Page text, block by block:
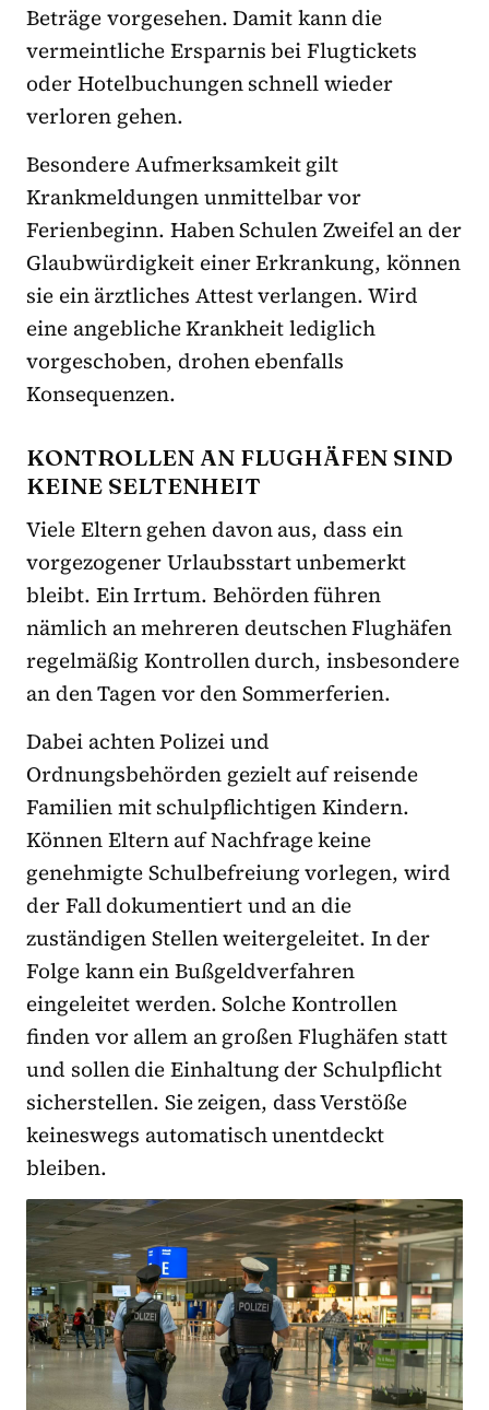
Beträge vorgesehen. Damit kann die
vermeintliche Ersparnis bei Flugtickets
oder Hotelbuchungen schnell wieder
verloren gehen.
Besondere Aufmerksamkeit gilt
Krankmeldungen unmittelbar vor
Ferienbeginn. Haben Schulen Zweifel an der
Glaubwürdigkeit einer Erkrankung, können
sie ein ärztliches Attest verlangen. Wird
eine angebliche Krankheit lediglich
vorgeschoben, drohen ebenfalls
Konsequenzen.
KONTROLLEN AN FLUGHÄFEN SIND
KEINE SELTENHEIT
Viele Eltern gehen davon aus, dass ein
vorgezogener Urlaubsstart unbemerkt
bleibt. Ein Irrtum. Behörden führen
nämlich an mehreren deutschen Flughäfen
regelmäßig Kontrollen durch, insbesondere
an den Tagen vor den Sommerferien.
Dabei achten Polizei und
Ordnungsbehörden gezielt auf reisende
Familien mit schulpflichtigen Kindern.
Können Eltern auf Nachfrage keine
genehmigte Schulbefreiung vorlegen, wird
der Fall dokumentiert und an die
zuständigen Stellen weitergeleitet. In der
Folge kann ein Bußgeldverfahren
eingeleitet werden. Solche Kontrollen
finden vor allem an großen Flughäfen statt
und sollen die Einhaltung der Schulpflicht
sicherstellen. Sie zeigen, dass Verstöße
keineswegs automatisch unentdeckt
bleiben.